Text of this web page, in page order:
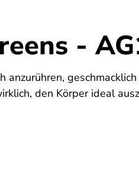
-
anzurühren,
den Körper ideal